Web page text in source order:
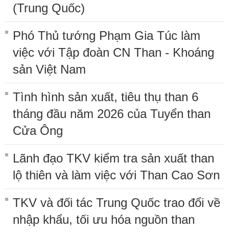
(Trung Quốc)
Phó Thủ tướng Phạm Gia Túc làm
việc với Tập đoàn CN Than - Khoáng
sản Việt Nam
Tình hình sản xuất, tiêu thụ than 6
tháng đầu năm 2026 của Tuyển than
Cửa Ông
Lãnh đạo TKV kiểm tra sản xuất than
lộ thiên và làm việc với Than Cao Sơn
TKV và đối tác Trung Quốc trao đổi về
nhập khẩu, tối ưu hóa nguồn than